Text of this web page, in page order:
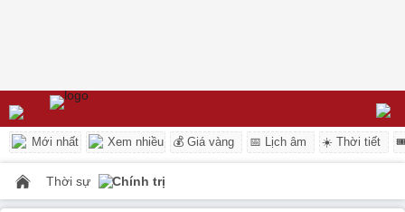
Mới nhất Xem nhiều 💰 Giá vàng 📅 Lịch âm ☀️ Thời tiết
Thời sự Chính trị